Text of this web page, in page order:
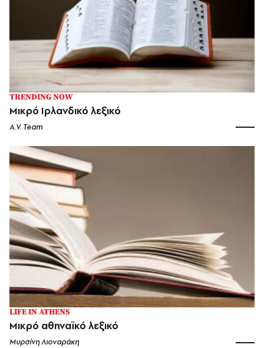
TRENDING NOW
Μικρό Ιρλανδικό λεξικό
A.V. Team
LIFE IN ATHENS
Mικρό αθηναϊκό λεξικό
Μυρσίνη Λιοναράκη